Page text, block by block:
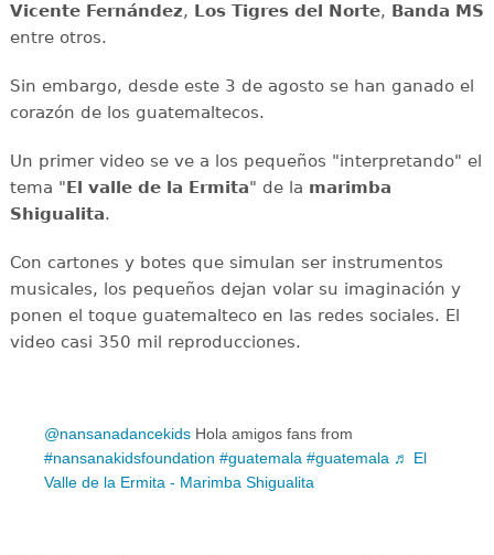
Vicente Fernández, Los Tigres del Norte, Banda MS
entre otros.
Sin embargo, desde este 3 de agosto se han ganado el
corazón de los guatemaltecos.
Un primer video se ve a los pequeños "interpretando" el
tema " El valle de la Ermita" de la marimba
Shigualita.
Con cartones y botes que simulan ser instrumentos
musicales, los pequeños dejan volar su imaginación y
ponen el toque guatemalteco en las redes sociales. El
video casi 350 mil reproducciones.
@nansanadancekids Hola amigos fans from
#nansanakidsfoundation #guatemala #guatemala ♬ El
Valle de la Ermita - Marimba Shigualita